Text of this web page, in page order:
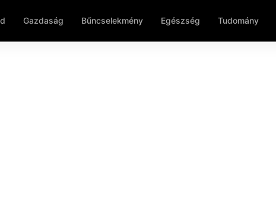
Gazdaság Bűncselekmény Egészség Tudomány